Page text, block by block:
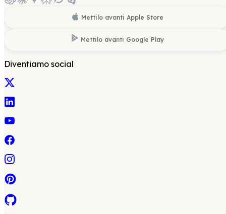
Mettilo avanti Apple Store
Mettilo avanti Google Play
Diventiamo social